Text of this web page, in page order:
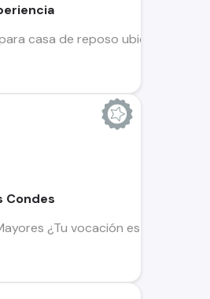
casa de reposo ubicada en
Condes
¿Tu vocación es cuidar y